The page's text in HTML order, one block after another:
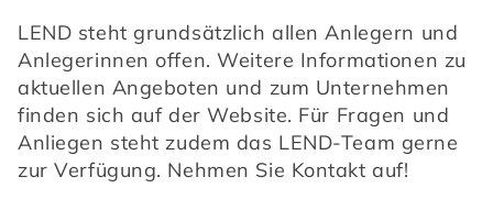
LEND steht grundsätzlich allen Anlegern und
Anlegerinnen offen. Weitere Informationen zu
aktuellen Angeboten und zum Unternehmen
finden sich auf der Website. Für Fragen und
Anliegen steht zudem das LEND-Team gerne
zur Verfügung. Nehmen Sie Kontakt auf!